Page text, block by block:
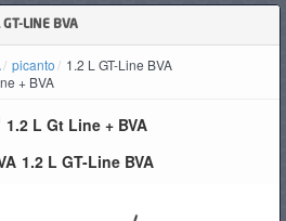
LINE BVA
picanto
1.2 L GT-Line BVA
+ BVA
1.2 L Gt Line + BVA
1.2 L GT-Line BVA